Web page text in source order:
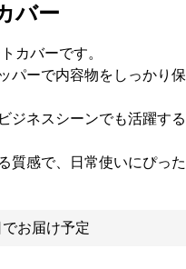
バー
カバーです。
パーで内容物をしっかり保
ジネスシーンでも活躍する
質感で、日常使いにぴった
お届け予定